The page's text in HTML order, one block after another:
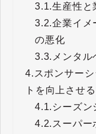
3.1.生産性と
3.2.企業イメ
の悪化
3.3. メンタ
4. スポンサー
トを向上させ
4.1. シーズン
4.2. スーパー